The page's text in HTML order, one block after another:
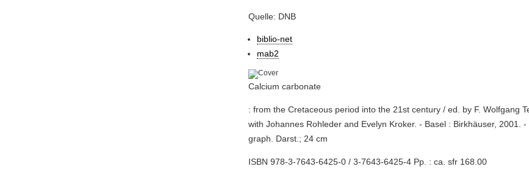
Quelle: DNB
biblio-net
mab2
Calcium carbonate
: from the Cretaceous period into the 21st century / ed. by F. Wolfgang
with Johannes Rohleder and Evelyn Kroker. - Basel : Birkhäuser, 2001. -
graph. Darst.; 24 cm
ISBN 978-3-7643-6425-0 / 3-7643-6425-4 Pp. : ca. sfr 168.00